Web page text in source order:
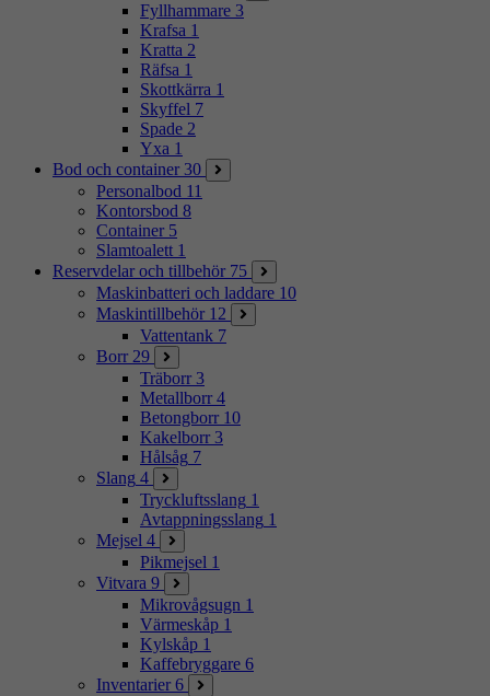
Fyllhammare 3
Krafsa 1
Kratta 2
Räfsa 1
Skottkärra 1
Skyffel 7
Spade 2
Yxa 1
Bod och container 30
Personalbod 11
Kontorsbod 8
Container 5
Slamtoalett 1
Reservdelar och tillbehör 75
Maskinbatteri och laddare 10
Maskintillbehör 12
Vattentank 7
Borr 29
Träborr 3
Metallborr 4
Betongborr 10
Kakelborr 3
Hålsåg 7
Slang 4
Tryckluftsslang 1
Avtappningsslang 1
Mejsel 4
Pikmejsel 1
Vitvara 9
Mikrovågsugn 1
Värmeskåp 1
Kylskåp 1
Kaffebryggare 6
Inventarier 6